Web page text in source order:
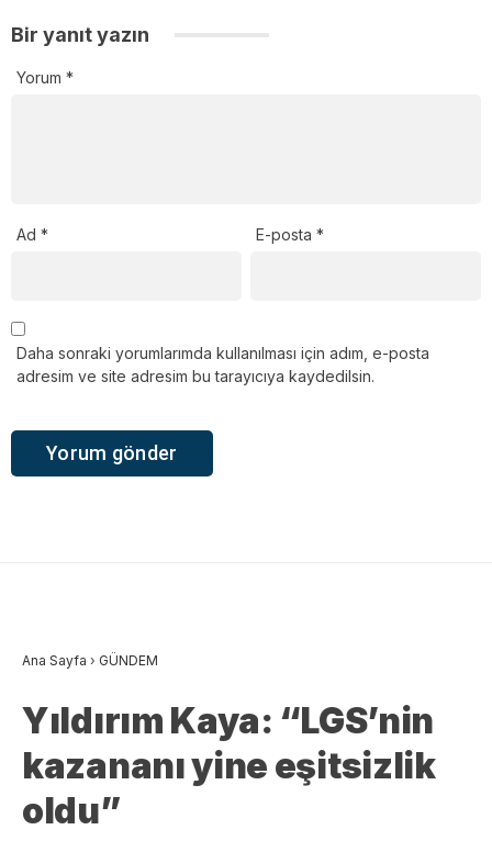
Bir yanıt yazın
Yorum *
Ad * E-posta*
Daha sonraki yorumlarımda kullanılması için adım, e-posta
adresim ve site adresim bu tarayıcıya kaydedilsin.
Ana Sayfa › GÜNDEM
Yıldırım Kaya: “LGS’nin
kazananı yine eşitsizlik
oldu”